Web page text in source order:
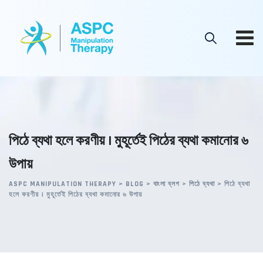
content
পিঠে ব্যথা হলে করণীয় । মুহূর্তেই পিঠের ব্যথা কমানোর ৬
উপায়
ASPC MANIPULATION THERAPY > BLOG > বাংলা ব্লগ > পিঠে ব্যথা > পিঠে ব্যথা
হলে করণীয় । মুহূর্তেই পিঠের ব্যথা কমানোর ৬ উপায়